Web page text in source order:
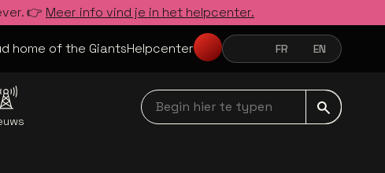
👉 Meer info vind je in het helpcenter.
home of the GiantsHelpcenter NEDERLANDSFRANÇAIS
FR ENGLISH
EN
Begin hier te typen navbar